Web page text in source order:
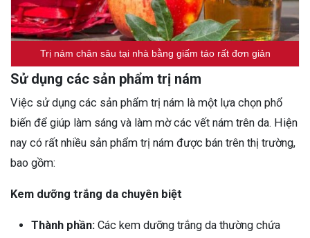
Trị nám chân sâu tại nhà bằng giấm táo rất đơn giản
Sử dụng các sản phẩm trị nám
Việc sử dụng các sản phẩm trị nám là một lựa chọn phổ
biến để giúp làm sáng và làm mờ các vết nám trên da. Hiện
nay có rất nhiều sản phẩm trị nám được bán trên thị trường,
bao gồm:
Kem dưỡng trắng da chuyên biệt
Thành phần: Các kem dưỡng trắng da thường chứa